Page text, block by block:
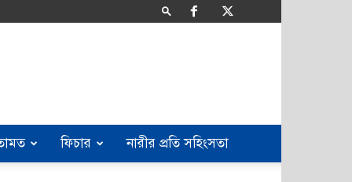
ফিচার নারীর প্রতি সহিংসতা